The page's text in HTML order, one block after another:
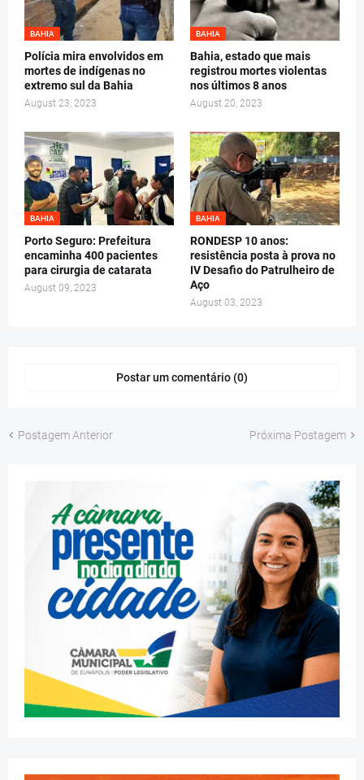
BAHIA
Polícia mira envolvidos em
mortes de indígenas no
extremo sul da Bahia
August 23, 2023
BAHIA
Bahia, estado que mais
registrou mortes violentas
nos últimos 8 anos
August 20, 2023
BAHIA
Porto Seguro: Prefeitura
encaminha 400 pacientes
para cirurgia de catarata
August 09, 2023
BAHIA
RONDESP 10 anos:
resistência posta à prova no
IV Desafio do Patrulheiro de
Aço
August 03, 2023
Postar um comentário (0)
Postagem Anterior Próxima Postagem